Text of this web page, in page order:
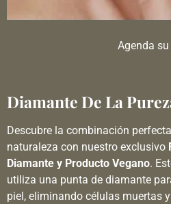
Agenda
Diamante De La
Descubre la combinación
naturaleza con nuestro exclusivo
Diamante y Producto Vegano.
utiliza una punta de diamante
piel, eliminando células muertas